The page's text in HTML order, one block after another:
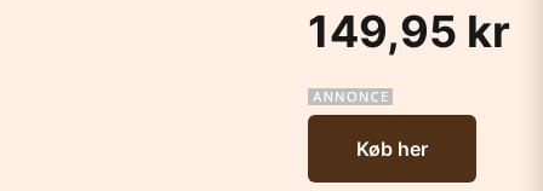
149,95 kr
Køb her